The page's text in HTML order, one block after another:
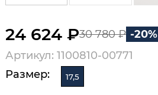
24 624 ₽30 780 ₽ -20%
Артикул: 1100810-00771
Размер:
17,5